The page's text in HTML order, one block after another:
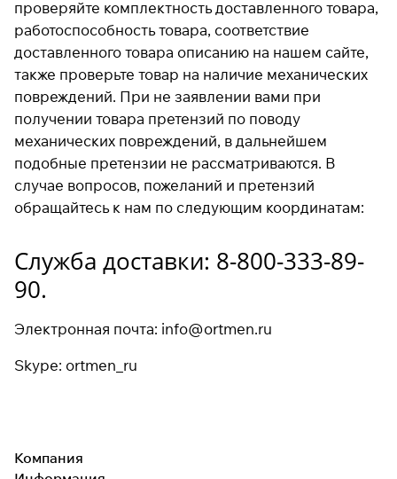
проверяйте комплектность доставленного товара,
работоспособность товара, соответствие
доставленного товара описанию на нашем сайте,
также проверьте товар на наличие механических
повреждений. При не заявлении вами при
получении товара претензий по поводу
механических повреждений, в дальнейшем
подобные претензии не рассматриваются. В
случае вопросов, пожеланий и претензий
обращайтесь к нам по следующим координатам:
Служба доставки: 8-800-333-89-
90.
Электронная почта: info@ortmen.ru
Skype: ortmen_ru
Компания